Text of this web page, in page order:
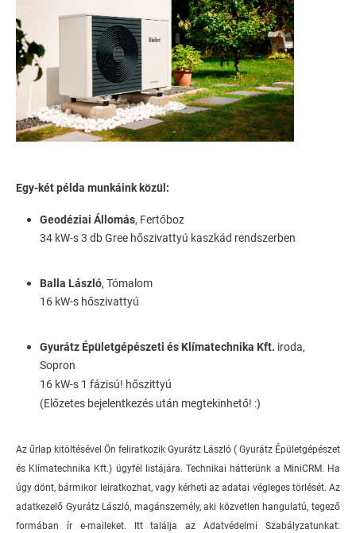
Egy-két példa munkáink közül:
Geodéziai Állomás, Fertőboz
34 kW-s 3 db Gree hőszivattyú kaszkád rendszerben
Balla László, Tómalom
16 kW-s hőszivattyú
Gyurátz Épületgépészeti és Klímatechnika Kft. iroda,
Sopron
16 kW-s 1 fázisú! hőszittyú
(Előzetes bejelentkezés után megtekinhető! :)
Az űrlap kitöltésével Ön feliratkozik Gyurátz László ( Gyurátz Épületgépészet
és Klímatechnika Kft.) ügyfél listájára. Technikai hátterünk a MiniCRM. Ha
úgy dönt, bármikor leiratkozhat, vagy kérheti az adatai végleges törlését. Az
adatkezelő Gyurátz László, magánszemély, aki közvetlen hangulatú, tegező
formában ír e-maileket. Itt találja az Adatvédelmi Szabályzatunkat: